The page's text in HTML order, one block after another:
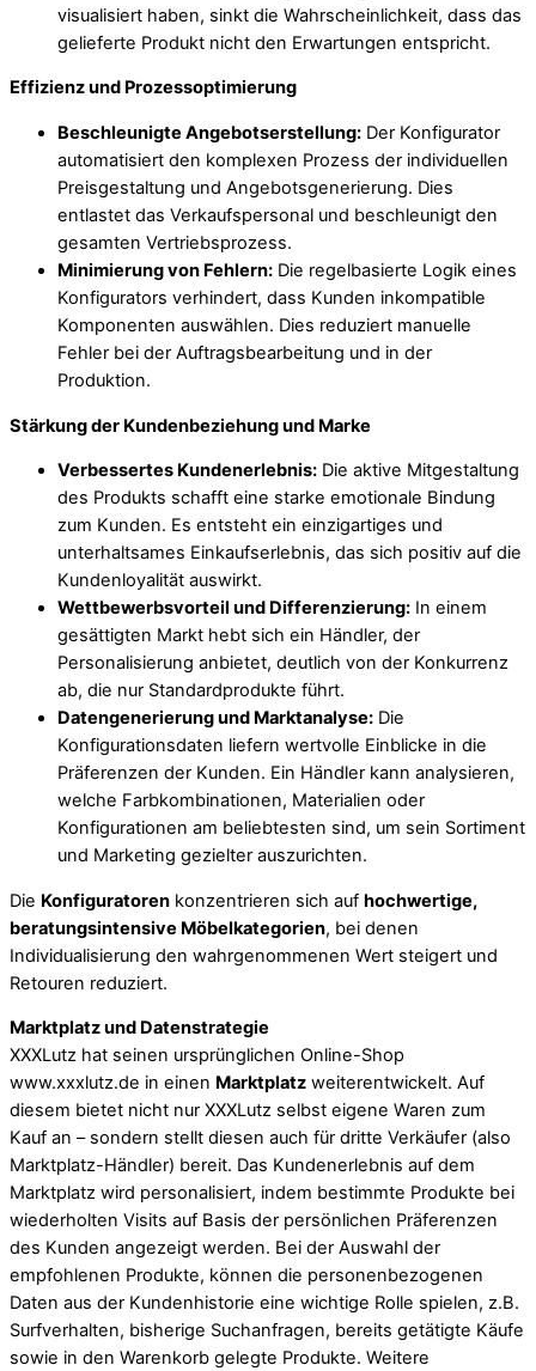
visualisiert haben, sinkt die Wahrscheinlichkeit, dass das
gelieferte Produkt nicht den Erwartungen entspricht.
Effizienz und Prozessoptimierung
Beschleunigte Angebotserstellung: Der Konfigurator
automatisiert den komplexen Prozess der individuellen
Preisgestaltung und Angebotsgenerierung. Dies
entlastet das Verkaufspersonal und beschleunigt den
gesamten Vertriebsprozess.
Minimierung von Fehlern: Die regelbasierte Logik eines
Konfigurators verhindert, dass Kunden inkompatible
Komponenten auswählen. Dies reduziert manuelle
Fehler bei der Auftragsbearbeitung und in der
Produktion.
Stärkung der Kundenbeziehung und Marke
Verbessertes Kundenerlebnis: Die aktive Mitgestaltung
des Produkts schafft eine starke emotionale Bindung
zum Kunden. Es entsteht ein einzigartiges und
unterhaltsames Einkaufserlebnis, das sich positiv auf die
Kundenloyalität auswirkt.
Wettbewerbsvorteil und Differenzierung: In einem
gesättigten Markt hebt sich ein Händler, der
Personalisierung anbietet, deutlich von der Konkurrenz
ab, die nur Standardprodukte führt.
Datengenerierung und Marktanalyse: Die
Konfigurationsdaten liefern wertvolle Einblicke in die
Präferenzen der Kunden. Ein Händler kann analysieren,
welche Farbkombinationen, Materialien oder
Konfigurationen am beliebtesten sind, um sein Sortiment
und Marketing gezielter auszurichten.
Die Konfiguratoren konzentrieren sich auf hochwertige,
beratungsintensive Möbelkategorien, bei denen
Individualisierung den wahrgenommenen Wert steigert und
Retouren reduziert.
Marktplatz und Datenstrategie
XXXLutz hat seinen ursprünglichen Online-Shop
www.xxxlutz.de in einen Marktplatz weiterentwickelt. Auf
diesem bietet nicht nur XXXLutz selbst eigene Waren zum
Kauf an – sondern stellt diesen auch für dritte Verkäufer (also
Marktplatz-Händler) bereit. Das Kundenerlebnis auf dem
Marktplatz wird personalisiert, indem bestimmte Produkte bei
wiederholten Visits auf Basis der persönlichen Präferenzen
des Kunden angezeigt werden. Bei der Auswahl der
empfohlenen Produkte, können die personenbezogenen
Daten aus der Kundenhistorie eine wichtige Rolle spielen, z.B.
Surfverhalten, bisherige Suchanfragen, bereits getätigte Käufe
sowie in den Warenkorb gelegte Produkte. Weitere